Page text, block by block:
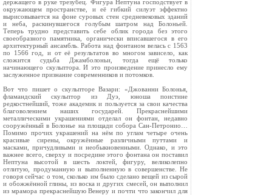
держащего в руке трезубец. Фигура Нептуна господствует в
окружающем пространстве, и её гибкий силуэт эффектно
вырисовывается на фоне суровых стен средневековых зданий
и неба, раскинувшегося голубым шатром над Болоньей.
Теперь трудно представить себе облик города без этого
своеобразного памятника, органически вписавшегося в его
архитектурный ансамбль. Работа над фонтаном велась с 1563
по 1566 год, и от её результатов во многом зависело, как
сложится судьба Джамболоньи, тогда ещё только
начинающего скульптора. И это произведение принесло ему
заслуженное признание современников и потомков.
Вот что пишет о скульпторе Вазари: «Джованни Болонья,
фламандский скульптор из Дуэ, юноша поистине
редкостнейший, тоже академик и пользуется за свои качества
благоволением наших государей. Прекраснейшими
металлическими украшениями отделал он фонтан, недавно
сооружённый в Болонье на площади собора Сан-Петронио…
Помимо прочих украшений на нём по углам четыре очень
красивые сирены, окружённые различными путтами и
масками, причудливыми и необыкновенными. Однако, и это
важнее всего, сверху и посредине этого фонтана он поставил
Нептуна высотой в шесть локтей, фигуру, великолепно
отлитую, продуманную и выполненную в совершенстве. Не
говоря сейчас о том, сколько им было сделано вещей из сырой
и обожжённой глины, из воска и других смесей, он выполнил
из мрамора прекраснейшую Венеру и почти что закончил для